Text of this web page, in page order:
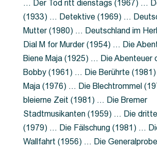
… Der Tod ritt dienstags (1967) …
(1933) … Detektive (1969) …
Mutter (1980) … Deutschland im
Dial M for Murder (1954) … Die
Biene Maja (1925) … Die Abenteuer
Bobby (1961) … Die Berührte
Maja (1976) … Die Blechtrommel
bleierne Zeit (1981) … Die Bremer
Stadtmusikanten (1959) … Die
(1979) … Die Fälschung (1981) …
Wallfahrt (1956) … Die